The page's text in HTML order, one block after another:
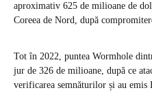
aproximativ 625 de milioane de
Coreea de Nord, după
Tot în 2022, puntea Wormhole
jur de 326 de milioane, după ce
verificarea semnăturilor și au emis